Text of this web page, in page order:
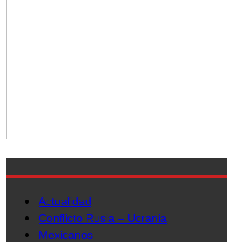
Actualidad
Conflicto Rusia – Ucrania
Mexicanos